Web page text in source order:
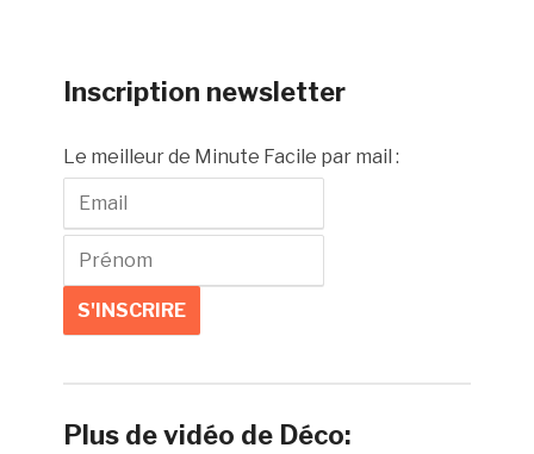
Inscription newsletter
Le meilleur de Minute Facile par mail :
Plus de vidéo de Déco: